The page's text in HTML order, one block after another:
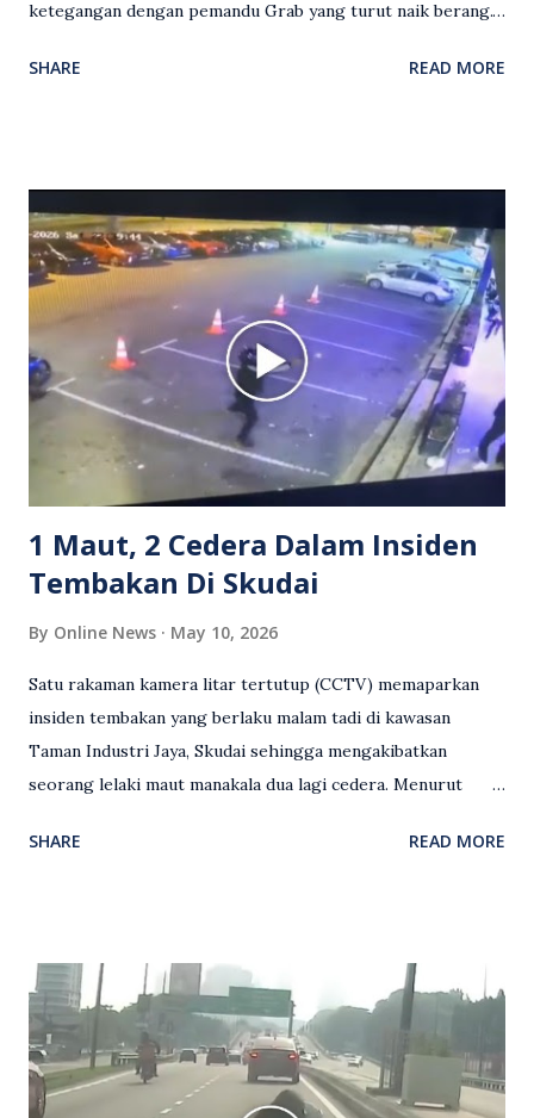
ketegangan dengan pemandu Grab yang turut naik berang.
antara seorang lelaki warga asing dengan pemandu Grab
Grab bertindak mempertahankan wanita terbabit sebelum
berlaku pertikaman lidah antara kedua-dua pihak. Video
berkenaan kini tular di media sosial dan mendapat pelbagai
reaksi orang ramai. Antara komen orang awam yang tular di
media sosial mengenai insiden tersebut ialah ramai yang
meluahkan rasa marah terhadap tindakan lelaki berkenaan
serta memuji pemandu Grab kerana campur tangan.
Sebahagian netizen turut meminta pihak berkuasa
mengambil tindakan tegas, manakala ada yang bersimpati
terhadap wanita dipercayai menjadi mangs...
SHARE READ MORE
1 Maut, 2 Cedera Dalam Insiden
Tembakan Di Skudai
By Online News May 10, 2026
Satu rakaman kamera litar tertutup (CCTV) memaparkan
insiden tembakan yang berlaku malam tadi di kawasan
Taman Industri Jaya, Skudai sehingga mengakibatkan
seorang lelaki maut manakala dua lagi cedera. Menurut
kejadian berlaku sekitar jam 11 malam dan pihak polis
hiburan di kawasan berkenaan. Seorang mangsa disahkan
meninggal dunia di lokasi kejadian akibat terkena tembakan,
manakala seorang lagi mangsa mengalami kecederaan.
Turut dipercayai terdapat seorang lagi individu cedera
SHARE READ MORE